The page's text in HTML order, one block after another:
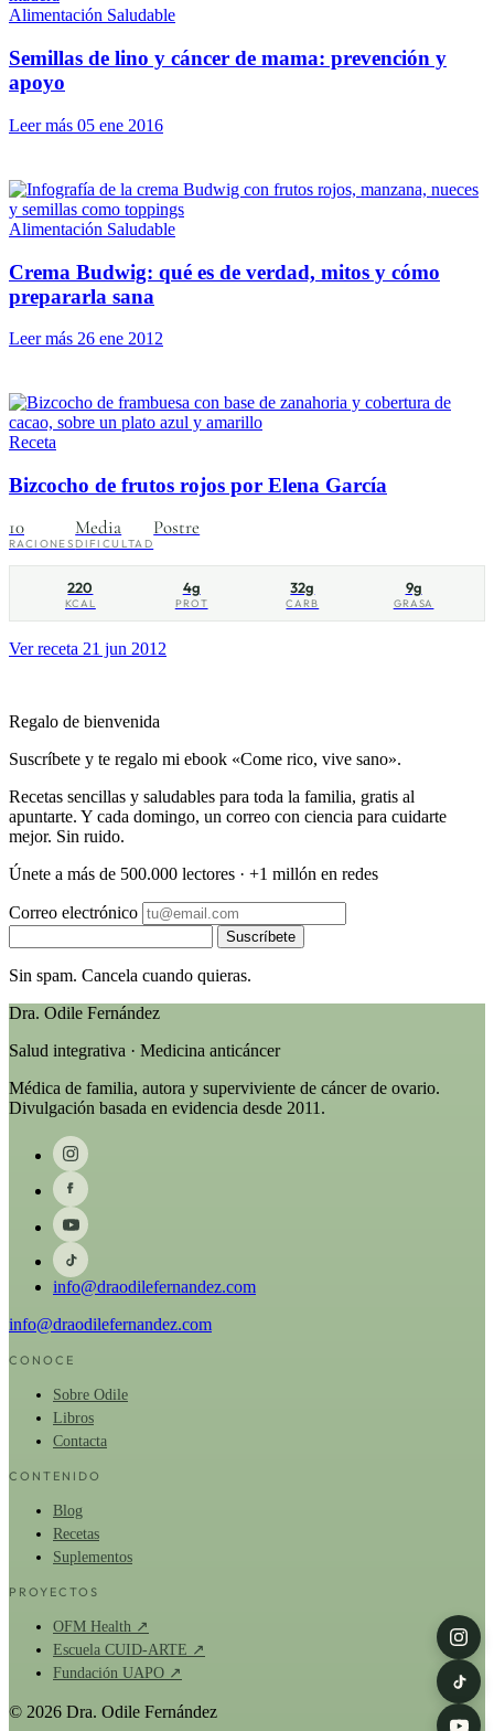
Alimentación Saludable
Semillas de lino y cáncer de mama: prevención y
apoyo
Leer más 05 ene 2016
Alimentación Saludable
Crema Budwig: qué es de verdad, mitos y cómo
prepararla sana
Leer más 26 ene 2012
Receta
Bizcocho de frutos rojos por Elena García
10
RACIONES
Media
DIFICULTAD
Postre
220
KCAL
4g
PROT
32g
CARB
9g
GRASA
Ver receta 21 jun 2012
Regalo de bienvenida
Suscríbete y te regalo mi ebook «Come rico, vive sano».
Recetas sencillas y saludables para toda la familia, gratis al
apuntarte. Y cada domingo, un correo con ciencia para cuidarte
mejor. Sin ruido.
Únete a más de 500.000 lectores · +1 millón en redes
Correo electrónico
Suscríbete
Sin spam. Cancela cuando quieras.
Dra. Odile Fernández
Salud integrativa · Medicina anticáncer
Médica de familia, autora y superviviente de cáncer de ovario.
Divulgación basada en evidencia desde 2011.
info@draodilefernandez.com
info@draodilefernandez.com
CONOCE
Sobre Odile
Libros
Contacta
CONTENIDO
Blog
Recetas
Suplementos
PROYECTOS
OFM Health ↗
Escuela CUID-ARTE ↗
Fundación UAPO ↗
© 2026 Dra. Odile Fernández